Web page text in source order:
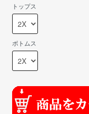
トップス
ボトムス